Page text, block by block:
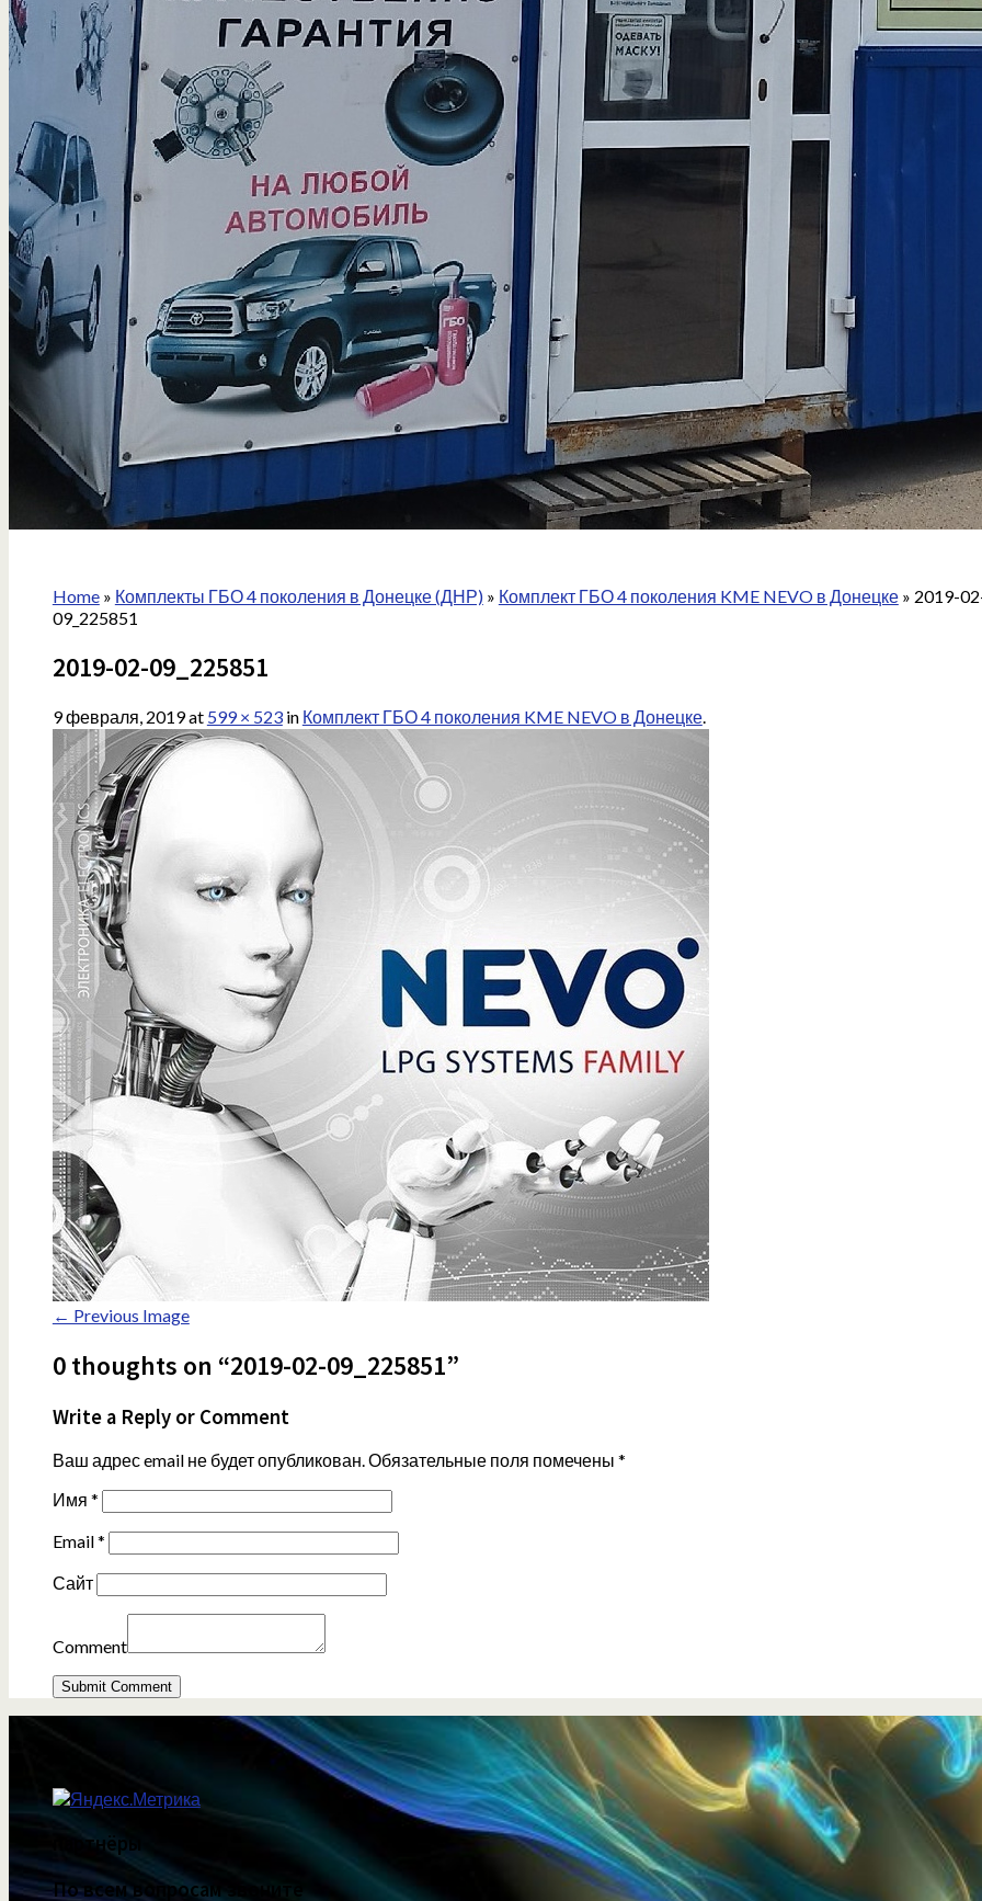
Home» Комплекты ГБО 4 поколения в Донецке (ДНР)» Комплект ГБО 4 поколения KME NEVO в Донецке» 2019-
09_225851
2019-02-09_225851
9 февраля, 2019at 599 × 523in Комплект ГБО 4 поколения KME NEVO в Донецке.
← Previous Image
0 thoughts on “2019-02-09_225851”
Write a Reply or Comment
Ваш адрес email не будет опубликован.Обязательные поля помечены *
Имя *
Email*
Сайт
Comment
партнёры
По всем вопросам звоните